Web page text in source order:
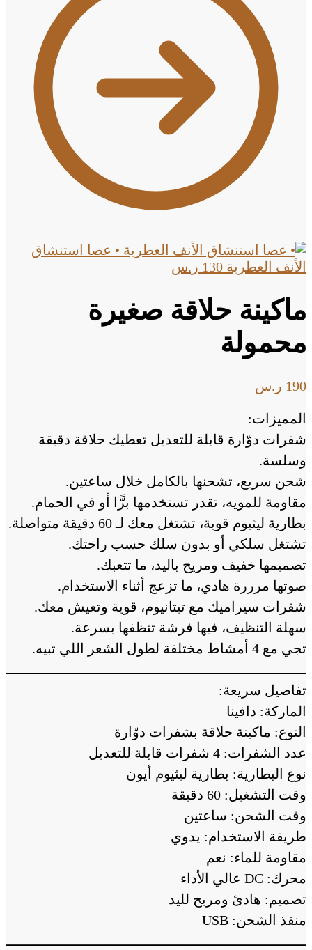
• عصا استنشاق
الأنف العطرية 130 ر.س
ماكينة حلاقة صغيرة
محمولة
190 ر.س
المميزات:
شفرات دوّارة قابلة للتعديل تعطيك حلاقة دقيقة
وسلسة.
شحن سريع، تشحنها بالكامل خلال ساعتين.
مقاومة للمويه، تقدر تستخدمها برًّا أو في الحمام.
بطارية ليثيوم قوية، تشتغل معك لـ 60 دقيقة متواصلة.
تشتغل سلكي أو بدون سلك حسب راحتك.
تصميمها خفيف ومريح باليد، ما تتعبك.
صوتها مرررة هادي، ما تزعج أثناء الاستخدام.
شفرات سيراميك مع تيتانيوم، قوية وتعيش معك.
سهلة التنظيف، فيها فرشة تنظفها بسرعة.
تجي مع 4 أمشاط مختلفة لطول الشعر اللي تبيه.
تفاصيل سريعة:
الماركة: دافينا
النوع: ماكينة حلاقة بشفرات دوّارة
عدد الشفرات: 4 شفرات قابلة للتعديل
نوع البطارية: بطارية ليثيوم أيون
وقت التشغيل: 60 دقيقة
وقت الشحن: ساعتين
طريقة الاستخدام: يدوي
مقاومة للماء: نعم
محرك: DC عالي الأداء
تصميم: هادئ ومريح لليد
منفذ الشحن: USB